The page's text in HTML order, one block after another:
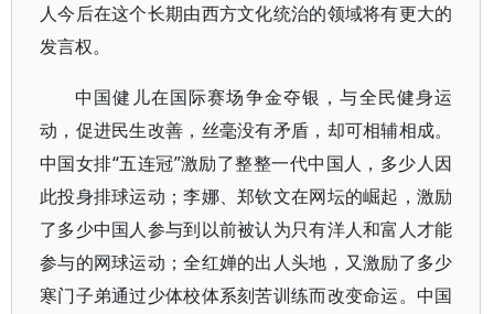
人今后在这个长期由西方文化统治的领域将有更大的
发言权。
中国健儿在国际赛场争金夺银，与全民健身运
动，促进民生改善，丝毫没有矛盾，却可相辅相成。
中国女排“五连冠”激励了整整一代中国人，多少人因
此投身排球运动；李娜、郑钦文在网坛的崛起，激励
了多少中国人参与到以前被认为只有洋人和富人才能
参与的网球运动；全红婵的出人头地，又激励了多少
寒门子弟通过少体校体系刻苦训练而改变命运。中国